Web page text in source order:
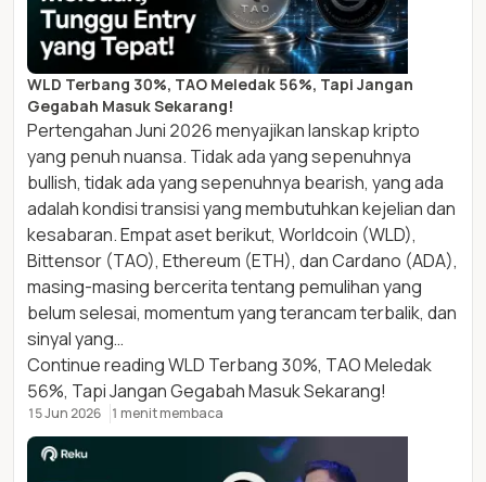
WLD Terbang 30%, TAO Meledak 56%, Tapi Jangan
Gegabah Masuk Sekarang!
Pertengahan Juni 2026 menyajikan lanskap kripto
yang penuh nuansa. Tidak ada yang sepenuhnya
bullish, tidak ada yang sepenuhnya bearish, yang ada
adalah kondisi transisi yang membutuhkan kejelian dan
kesabaran. Empat aset berikut, Worldcoin (WLD),
Bittensor (TAO), Ethereum (ETH), dan Cardano (ADA),
masing-masing bercerita tentang pemulihan yang
belum selesai, momentum yang terancam terbalik, dan
sinyal yang…
Continue readingWLD Terbang 30%, TAO Meledak
56%, Tapi Jangan Gegabah Masuk Sekarang!
15 Jun 2026 1 menit membaca